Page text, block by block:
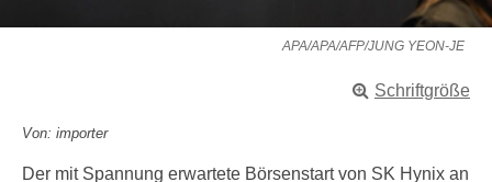
APA/APA/AFP/JUNG YEON-JE
Schriftgröße
Von: importer
Der mit Spannung erwartete Börsenstart von SK Hynix an